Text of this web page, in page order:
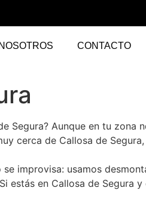
CONTACTO
Segura? Aunque en tu zona
cerca de Callosa de
improvisa: usamos
estás en Callosa de Segura